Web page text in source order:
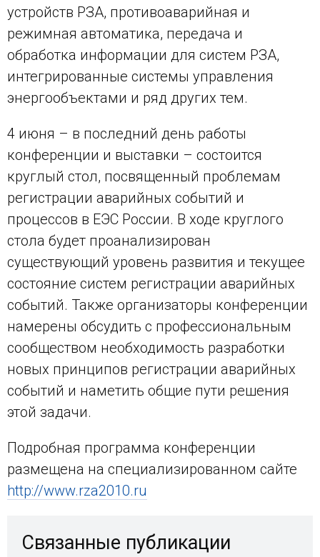
устройств РЗА, противоаварийная и
режимная автоматика, передача и
обработка информации для систем РЗА,
интегрированные системы управления
энергообъектами и ряд других тем.
4 июня – в последний день работы
конференции и выставки – состоится
круглый стол, посвященный проблемам
регистрации аварийных событий и
процессов в ЕЭС России. В ходе круглого
стола будет проанализирован
существующий уровень развития и текущее
состояние систем регистрации аварийных
событий. Также организаторы конференции
намерены обсудить с профессиональным
сообществом необходимость разработки
новых принципов регистрации аварийных
событий и наметить общие пути решения
этой задачи.
Подробная программа конференции
размещена на специализированном сайте
http://www.rza2010.ru
Связанные публикации